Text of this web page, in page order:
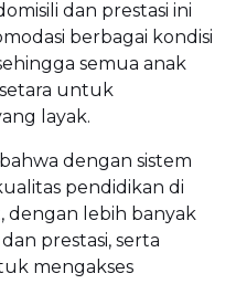
dan prestasi ini
berbagai kondisi
semua anak
untuk
layak.
dengan sistem
pendidikan di
dengan lebih banyak
prestasi, serta
mengakses